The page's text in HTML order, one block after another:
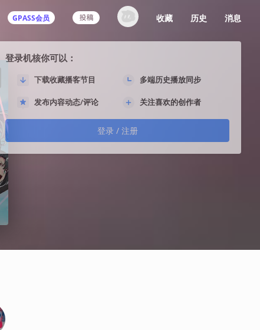
GPASS会员
登录机核你可以：
下载收藏播客节目 多端历史播放同步
发布内容动态/评论 关注喜欢的创作者
登录 / 注册
收藏 历史 消息